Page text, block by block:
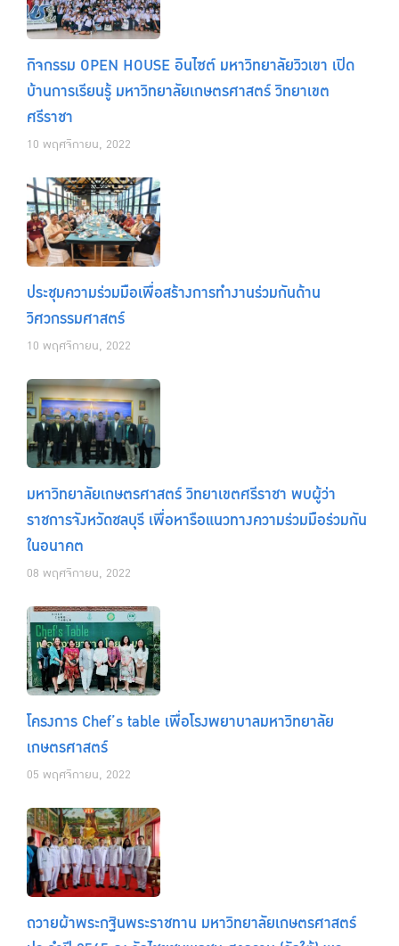
กิจกรรม OPEN HOUSE อินไซต์ มหาวิทยาลัยวิวเขา เปิด
บ้านการเรียนรู้ มหาวิทยาลัยเกษตรศาสตร์ วิทยาเขต
ศรีราชา
10 พฤศจิกายน, 2022
ประชุมความร่วมมือเพื่อสร้างการทำงานร่วมกันด้าน
วิศวกรรมศาสตร์
10 พฤศจิกายน, 2022
มหาวิทยาลัยเกษตรศาสตร์ วิทยาเขตศรีราชา พบผู้ว่า
ราชการจังหวัดชลบุรี เพื่อหารือแนวทางความร่วมมือร่วมกัน
ในอนาคต
08 พฤศจิกายน, 2022
โครงการ Chef’s table เพื่อโรงพยาบาลมหาวิทยาลัย
เกษตรศาสตร์
05 พฤศจิกายน, 2022
ถวายผ้าพระกฐินพระราชทาน มหาวิทยาลัยเกษตรศาสตร์